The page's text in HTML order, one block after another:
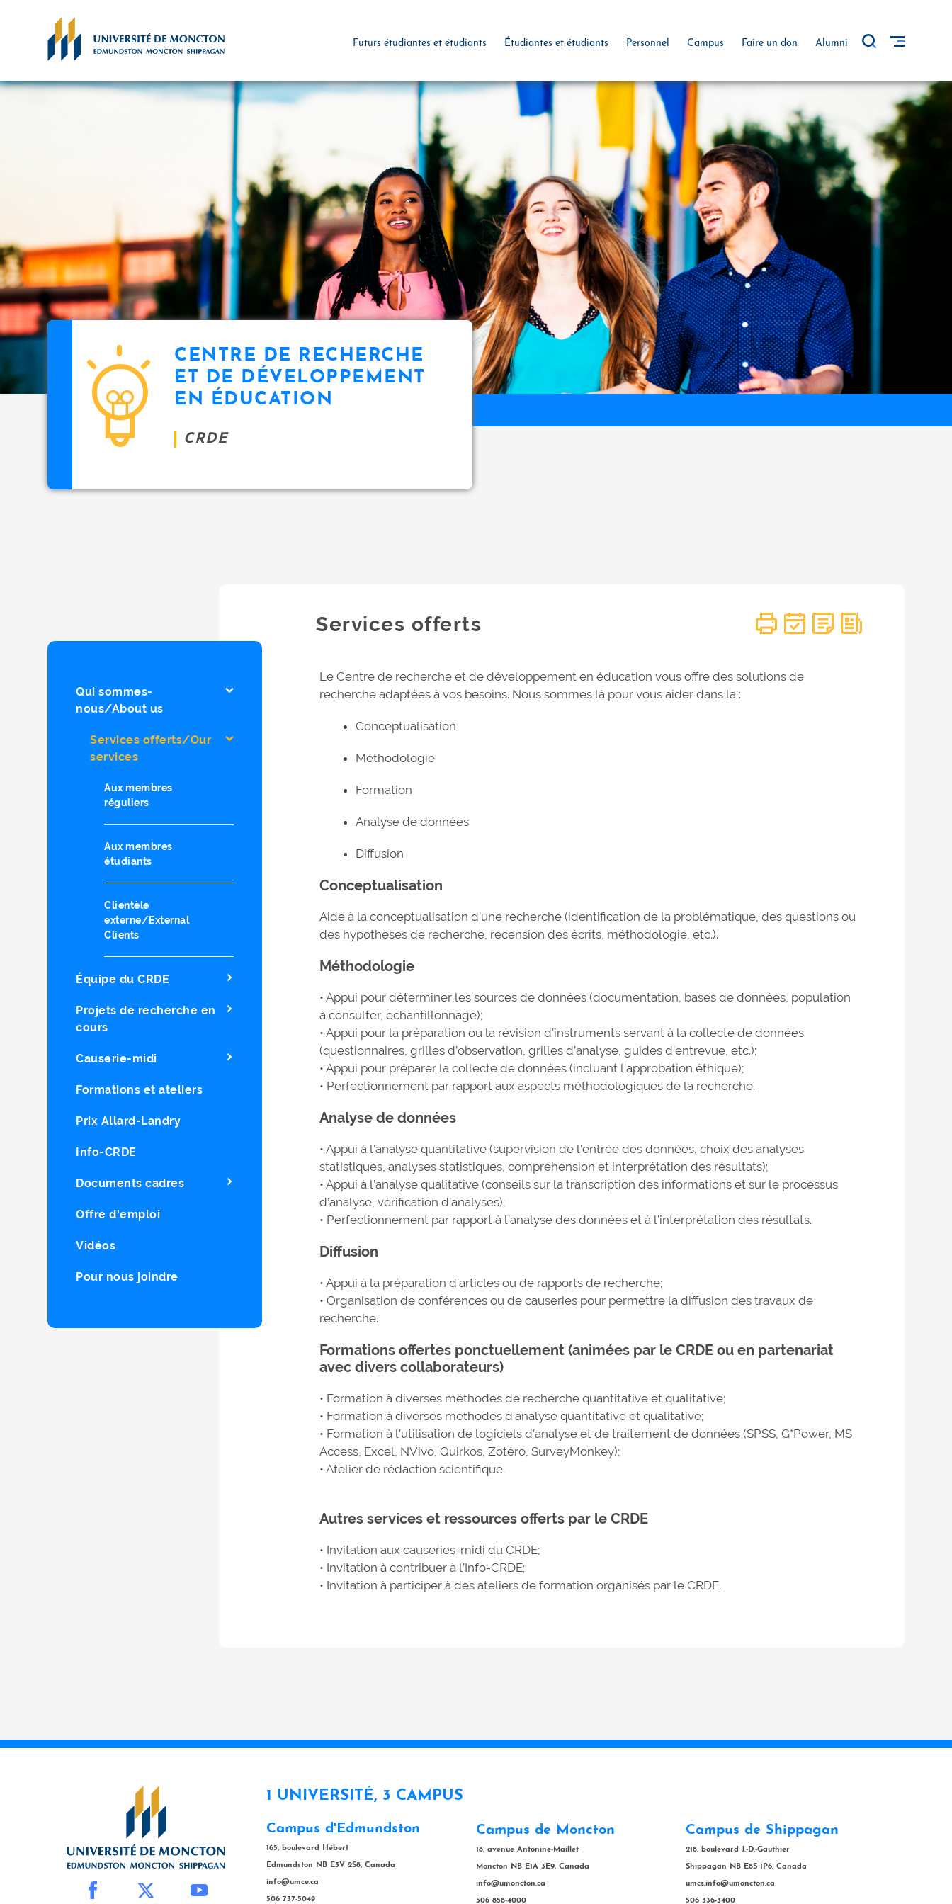
Futurs étudiantes et étudiants Étudiantes et étudiants Personnel Campus Faire un don Alumni
CENTRE DE RECHERCHE
ET DE DÉVELOPPEMENT
EN ÉDUCATION
CRDE
Qui sommes-
nous/About us
Services offerts/Our
services
Aux membres
réguliers
Aux membres
étudiants
Clientèle
externe/External
Clients
Équipe du CRDE
Projets de recherche en
cours
Causerie-midi
Formations et ateliers
Prix Allard-Landry
Info-CRDE
Documents cadres
Offre d'emploi
Vidéos
Pour nous joindre
Services offerts
Le Centre de recherche et de développement en éducation vous offre des solutions de
recherche adaptées à vos besoins. Nous sommes là pour vous aider dans la :
Conceptualisation
Méthodologie
Formation
Analyse de données
Diffusion
Conceptualisation
Aide à la conceptualisation d’une recherche (identification de la problématique, des questions ou
des hypothèses de recherche, recension des écrits, méthodologie, etc.).
Méthodologie
• Appui pour déterminer les sources de données (documentation, bases de données, population
à consulter, échantillonnage);
• Appui pour la préparation ou la révision d’instruments servant à la collecte de données
(questionnaires, grilles d’observation, grilles d’analyse, guides d’entrevue, etc.);
• Appui pour préparer la collecte de données (incluant l’approbation éthique);
• Perfectionnement par rapport aux aspects méthodologiques de la recherche.
Analyse de données
• Appui à l’analyse quantitative (supervision de l’entrée des données, choix des analyses
statistiques, analyses statistiques, compréhension et interprétation des résultats);
• Appui à l’analyse qualitative (conseils sur la transcription des informations et sur le processus
d’analyse, vérification d’analyses);
• Perfectionnement par rapport à l’analyse des données et à l’interprétation des résultats.
Diffusion
• Appui à la préparation d’articles ou de rapports de recherche;
• Organisation de conférences ou de causeries pour permettre la diffusion des travaux de
recherche.
Formations offertes ponctuellement (animées par le CRDE ou en partenariat
avec divers collaborateurs)
• Formation à diverses méthodes de recherche quantitative et qualitative;
• Formation à diverses méthodes d’analyse quantitative et qualitative;
• Formation à l’utilisation de logiciels d’analyse et de traitement de données (SPSS, G*Power, MS
Access, Excel, NVivo, Quirkos, Zotéro, SurveyMonkey);
• Atelier de rédaction scientifique.
Autres services et ressources offerts par le CRDE
• Invitation aux causeries-midi du CRDE;
• Invitation à contribuer à l’Info-CRDE;
• Invitation à participer à des ateliers de formation organisés par le CRDE.
1 UNIVERSITÉ, 3 CAMPUS
Campus d'Edmundston
165, boulevard Hébert
Edmundston NB E3V 2S8, Canada
info@umce.ca
506 737-5049
Campus de Moncton
18, avenue Antonine-Maillet
Moncton NB E1A 3E9, Canada
info@umoncton.ca
506 858-4000
Campus de Shippagan
218, boulevard J.-D.-Gauthier
Shippagan NB E8S 1P6, Canada
umcs.info@umoncton.ca
506 336-3400